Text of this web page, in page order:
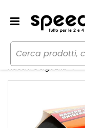
Home Auto
Adesivi e sigillanti